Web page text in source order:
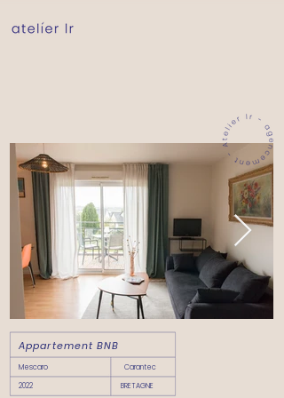
Appartement BNB
Mescaro
2022
Carantec
BRETAGNE